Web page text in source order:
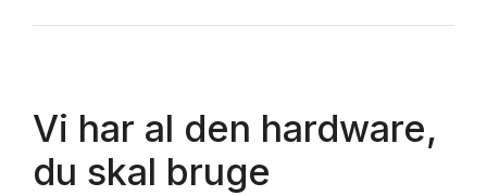
Vi har al den hardware,
du skal bruge